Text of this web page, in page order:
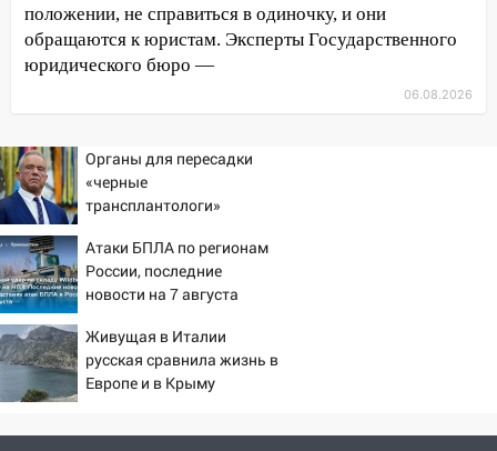
10:16 Внимание! В Ульяновской области
объявлена ракетная опасность
В Старомайнском районе утонул
09:50
В Ульяновске черный коршун
застрял в тепловозе
09:44
Ульяновские спасатели помогли
юному велосипедисту на улице
Чернышевского
08:21
В Заволжском районе украли два
велосипеда
07:18
В Ульяновск идет
тридцатиградусная жара: какая будет
положении, не справиться в одиночку, и они
обращаются к юристам. Эксперты Государственного
юридического бюро —
06.08.2026
Органы для пересадки
«черные
трансплантологи»
пациентов
Атаки БПЛА по регионам
России, последние
новости на 7 августа
на склады Wildberries,
состояние пострадавших
Живущая в Италии
русская сравнила жизнь в
Европе и в Крыму